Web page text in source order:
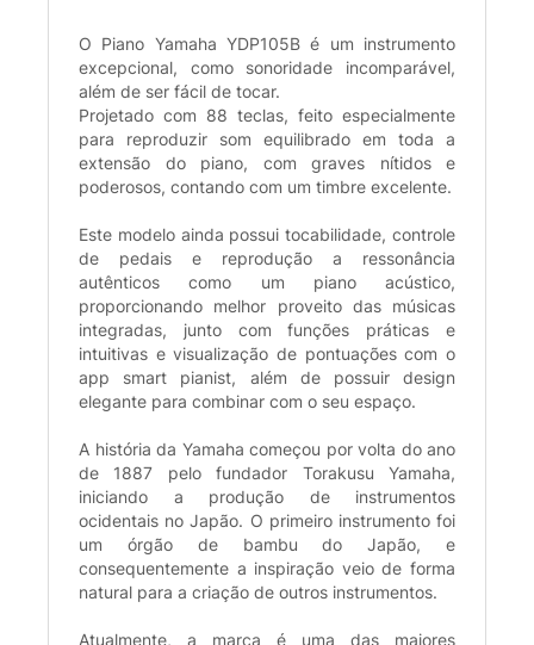
O Piano Yamaha YDP105B é um instrumento
excepcional, como sonoridade incomparável,
além de ser fácil de tocar.
Projetado com 88 teclas, feito especialmente
para reproduzir som equilibrado em toda a
extensão do piano, com graves nítidos e
poderosos, contando com um timbre excelente.
Este modelo ainda possui tocabilidade, controle
de pedais e reprodução a ressonância
autênticos como um piano acústico,
proporcionando melhor proveito das músicas
integradas, junto com funções práticas e
intuitivas e visualização de pontuações com o
app smart pianist, além de possuir design
elegante para combinar com o seu espaço.
A história da Yamaha começou por volta do ano
de 1887 pelo fundador Torakusu Yamaha,
iniciando a produção de instrumentos
ocidentais no Japão. O primeiro instrumento foi
um órgão de bambu do Japão, e
consequentemente a inspiração veio de forma
natural para a criação de outros instrumentos.
Atualmente, a marca é uma das maiores